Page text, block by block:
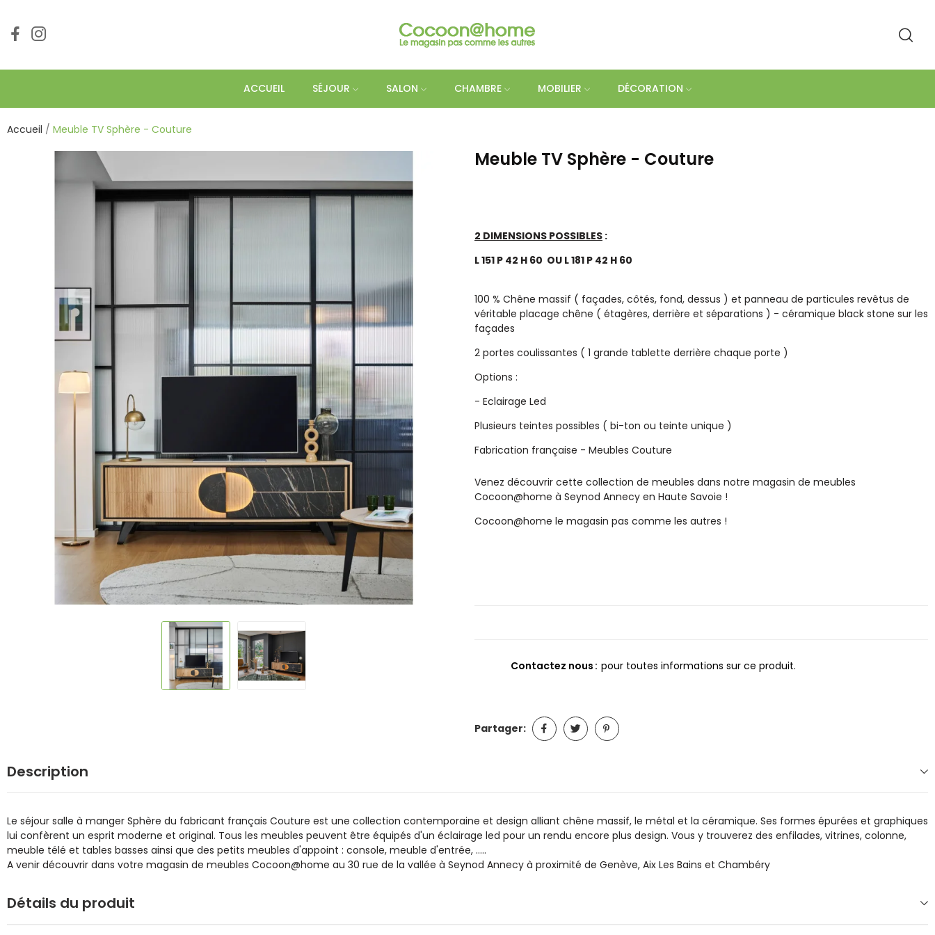
ACCUEIL SÉJOUR SALON CHAMBRE MOBILIER DÉCORATION
Accueil Meuble TV Sphère - Couture
Meuble TV Sphère - Couture
2 DIMENSIONS POSSIBLES :
L 151 P 42 H 60 OU L 181 P 42 H 60
100 % Chêne massif ( façades, côtés, fond, dessus ) et panneau de particules revêtus de
véritable placage chêne ( étagères, derrière et séparations ) - céramique black stone sur les
façades
2 portes coulissantes ( 1 grande tablette derrière chaque porte )
Options :
- Eclairage Led
Plusieurs teintes possibles ( bi-ton ou teinte unique )
Fabrication française - Meubles Couture
Venez découvrir cette collection de meubles dans notre magasin de meubles
Cocoon@home à Seynod Annecy en Haute Savoie !
Cocoon@home le magasin pas comme les autres !
Contactez nous pour toutes informations sur ce produit.
Partager:
Description
Le séjour salle à manger Sphère du fabricant français Couture est une collection contemporaine et design alliant chêne massif, le métal et la céramique. Ses formes épurées et graphiques
lui confèrent un esprit moderne et original. Tous les meubles peuvent être équipés d'un éclairage led pour un rendu encore plus design. Vous y trouverez des enfilades, vitrines, colonne,
meuble télé et tables basses ainsi que des petits meubles d'appoint : console, meuble d'entrée, .....
A venir découvrir dans votre magasin de meubles Cocoon@home au 30 rue de la vallée à Seynod Annecy à proximité de Genève, Aix Les Bains et Chambéry
Détails du produit